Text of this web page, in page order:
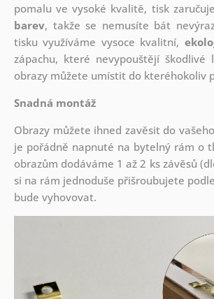
pomalu ve vysoké kvalitě, tisk zaručuje
barev, takže se nemusíte bát
tisku využíváme vysoce kvalitní,
zápachu, které nevypouštějí škodlivé
obrazy můžete umístit do kteréhokoliv
Snadná montáž
Obrazy můžete ihned zavěsit do
je pořádně napnuté na bytelný rám o
obrazům dodáváme 1 až 2 ks závěsů
si na rám jednoduše přišroubujete
bude vyhovovat.